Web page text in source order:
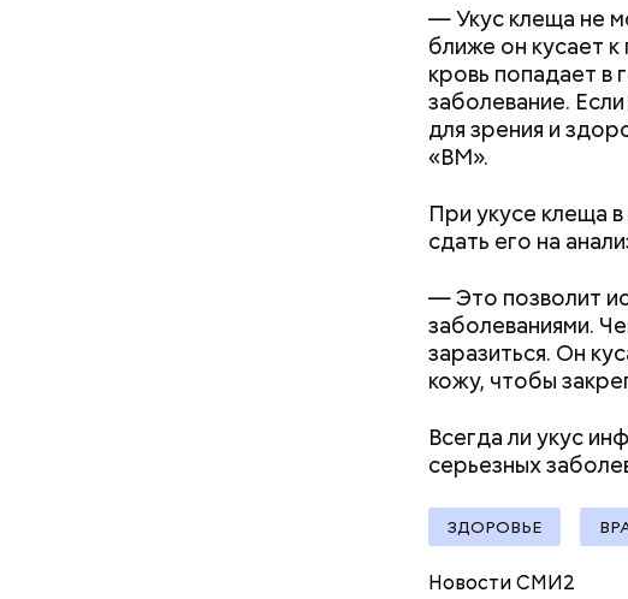
— Укус клеща не
ближе он кусает
кровь попадает в
заболевание.
для зрения и
«ВМ».
При укусе клеща
сдать его на
— Это позволит
заболеваниями.
заразиться. Он
кожу, чтобы
Всегда ли укус
серьезных
ЗДОРОВЬЕ
Новости СМИ2
В Международный